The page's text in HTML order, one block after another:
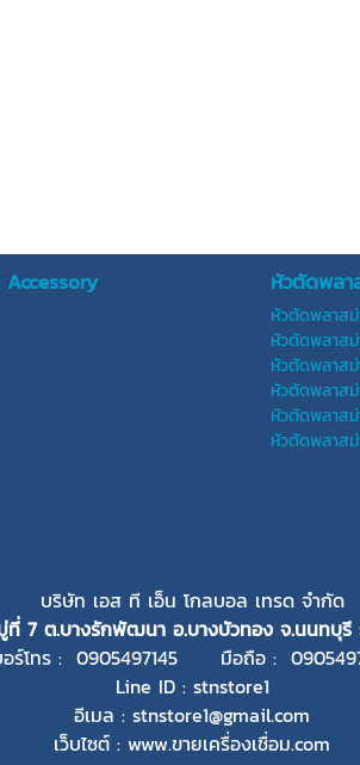
Accessory หัวตัดพลา
หัวตัดพลาส
หัวตัดพลาสม่
หัวตัดพลาส
หัวตัดพลาสม่
หัวตัดพลาสม่
หัวตัดพลาสม่
บริษัท เอส ที เอ็น โกลบอล เทรด จำกัด
ที่ 7 ต.บางรักพัฒนา อ.บางบัวทอง จ.นนทบุรี
อร์โทร : 0905497145 มือถือ :
Line ID : stnstore1
อีเมล : stnstore1@gmail.com
เว็บไซต์ : www.ขายเครื่องเชื่อม.com